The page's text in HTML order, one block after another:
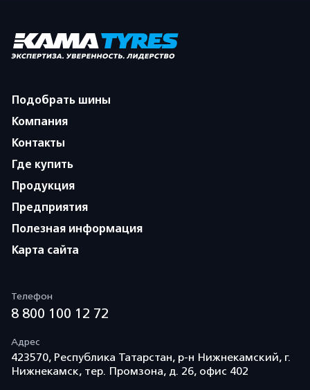
Подобрать шины
Компания
Контакты
Где купить
Продукция
Предприятия
Полезная информация
Карта сайта
Телефон
8 800 100 12 72
Адрес
423570, Республика Татарстан, р-н Нижнекамский, г.
Нижнекамск, тер. Промзона, д. 26, офис 402